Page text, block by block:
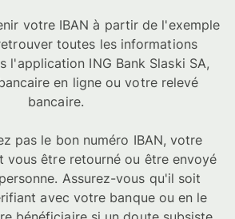
votre IBAN à partir de l'exemple
toutes les informations
l'application ING Bank Slaski SA,
en ligne ou votre relevé
bancaire.
pas le bon numéro IBAN, votre
vous être retourné ou être envoyé
Assurez-vous qu'il soit
avec votre banque ou en le